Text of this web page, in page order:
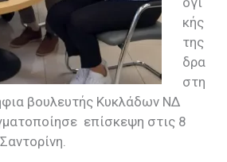
κής
της
δρα
στη
βουλευτής Κυκλάδων ΝΔ
επίσκεψη στις 8